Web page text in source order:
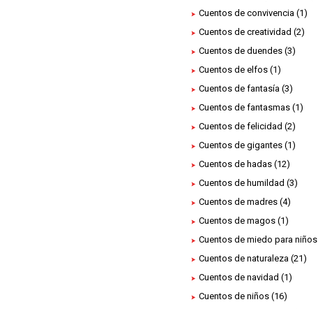
Cuentos de convivencia (1)
Cuentos de creatividad (2)
Cuentos de duendes (3)
Cuentos de elfos (1)
Cuentos de fantasía (3)
Cuentos de fantasmas (1)
Cuentos de felicidad (2)
Cuentos de gigantes (1)
Cuentos de hadas (12)
Cuentos de humildad (3)
Cuentos de madres (4)
Cuentos de magos (1)
Cuentos de miedo para niños
Cuentos de naturaleza (21)
Cuentos de navidad (1)
Cuentos de niños (16)